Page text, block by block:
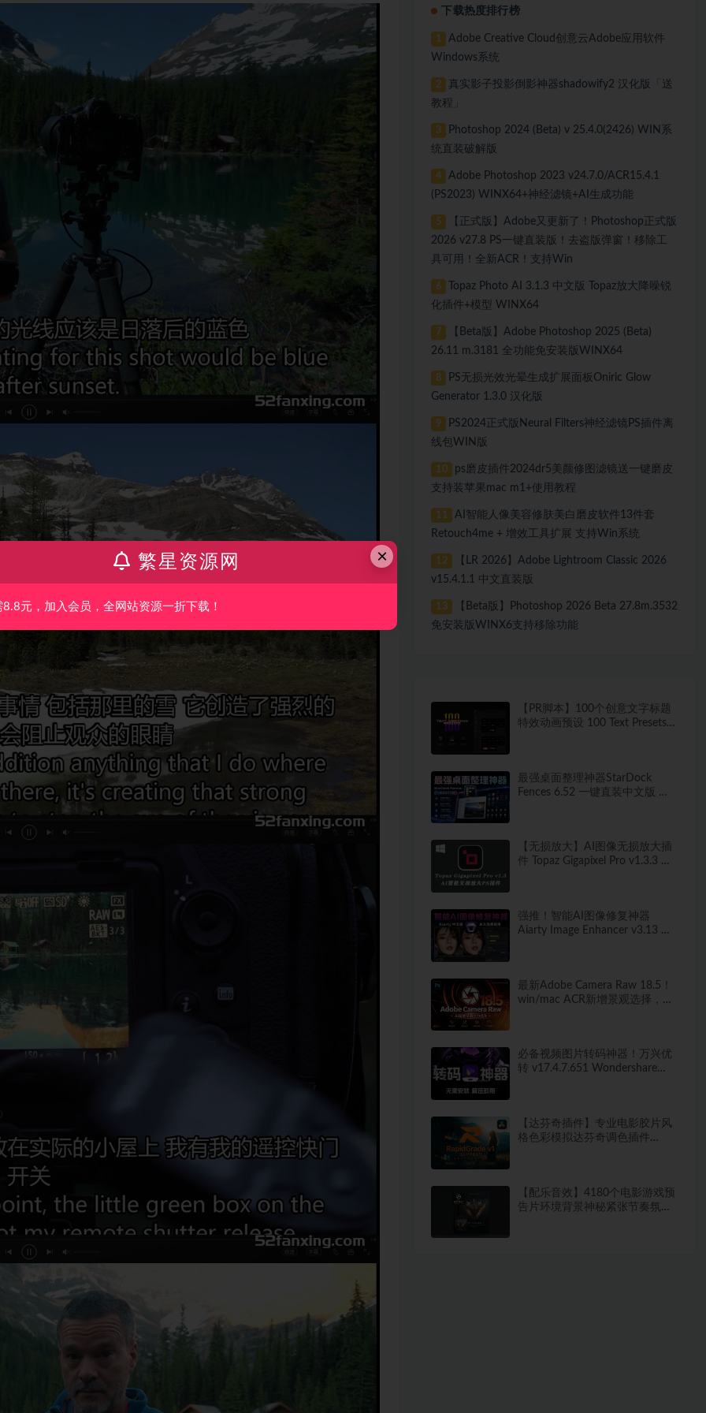
下载热度排行榜
1
Adobe Creative Cloud创意云Adobe应用软件
Windows系统
2
真实影子投影倒影神器shadowify2 汉化版「送
教程」
3
Photoshop 2024 (Beta) v 25.4.0(2426) WIN系
统直装破解版
4
Adobe Photoshop 2023 v24.7.0/ACR15.4.1
(PS2023) WINX64+神经滤镜+AI生成功能
5
【正式版】Adobe又更新了！Photoshop正式版
2026 v27.8 PS一键直装版！去盗版弹窗！移除工
具可用！全新ACR！支持Win
6
Topaz Photo AI 3.1.3 中文版 Topaz放大降噪锐
化插件+模型 WINX64
7
【Beta版】Adobe Photoshop 2025 (Beta)
26.11 m.3181 全功能免安装版WINX64
8
PS无损光效光晕生成扩展面板Oniric Glow
Generator 1.3.0 汉化版
9
PS2024正式版Neural Filters神经滤镜PS插件离
线包WIN版
10
ps磨皮插件2024dr5美颜修图滤镜送一键磨皮
支持装苹果mac m1+使用教程
11
AI智能人像美容修肤美白磨皮软件13件套
Retouch4me + 增效工具扩展 支持Win系统
12
【LR 2026】Adobe Lightroom Classic 2026
v15.4.1.1 中文直装版
13
【Beta版】Photoshop 2026 Beta 27.8m.3532
免安装版WINX6支持移除功能
【PR脚本】100个创意文字标题
特效动画预设 100 Text Presets
最强桌面整理神器StarDock
Fences 6.52 一键直装中文版 秒
【无损放大】AI图像无损放大插
件 Topaz Gigapixel Pro v1.3.3 中
强推！智能AI图像修复神器
Aiarty Image Enhancer v3.13 ！
最新Adobe Camera Raw 18.5！
win/mac ACR新增景观选择，干
必备视频图片转码神器！万兴优
转 v17.4.7.651 Wondershare
【达芬奇插件】专业电影胶片风
格色彩模拟达芬奇调色插件
【配乐音效】4180个电影游戏预
告片环境背景神秘紧张节奏氛围
×
繁星资源网
8.8元，加入会员，全网站资源一折下载！